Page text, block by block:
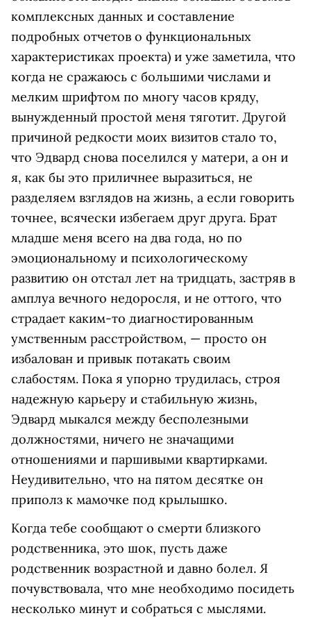
комплексных данных и составление
подробных отчетов о функциональных
характеристиках проекта) и уже заметила, что
когда не сражаюсь с большими числами и
мелким шрифтом по многу часов кряду,
вынужденный простой меня тяготит. Другой
причиной редкости моих визитов стало то,
что Эдвард снова поселился у матери, а он и
я, как бы это приличнее выразиться, не
разделяем взглядов на жизнь, а если говорить
точнее, всячески избегаем друг друга. Брат
младше меня всего на два года, но по
эмоциональному и психологическому
развитию он отстал лет на тридцать, застряв в
амплуа вечного недоросля, и не оттого, что
страдает каким-то диагностированным
умственным расстройством, — просто он
избалован и привык потакать своим
слабостям. Пока я упорно трудилась, строя
надежную карьеру и стабильную жизнь,
Эдвард мыкался между бесполезными
должностями, ничего не значащими
отношениями и паршивыми квартирками.
Неудивительно, что на пятом десятке он
приполз к мамочке под крылышко.
Когда тебе сообщают о смерти близкого
родственника, это шок, пусть даже
родственник возрастной и давно болел. Я
почувствовала, что мне необходимо посидеть
несколько минут и собраться с мыслями.